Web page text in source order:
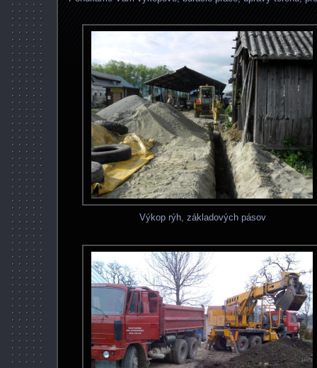
Výkop rýh, základových pásov